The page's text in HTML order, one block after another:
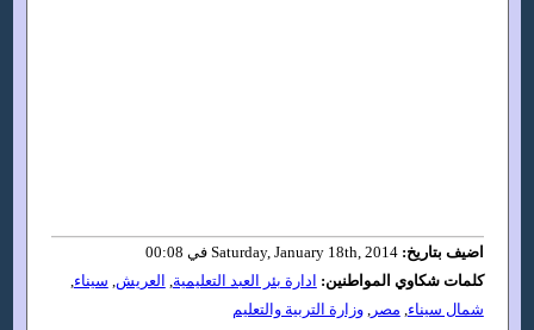
اضيف بتاريخ: Saturday, January 18th, 2014 في 00:08
كلمات شكاوي المواطنين: ادارة بئر العبد التعليمية, العريش, سيناء,
شمال سيناء, مصر,وزارة التربية والتعليم